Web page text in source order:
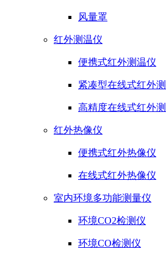
风量罩
红外测温仪
便携式红外测温仪
紧凑型在线式红外
高精度在线式红外
红外热像仪
便携式红外热像仪
在线式红外热像仪
室内环境多功能测量仪
环境CO2检测仪
环境CO检测仪